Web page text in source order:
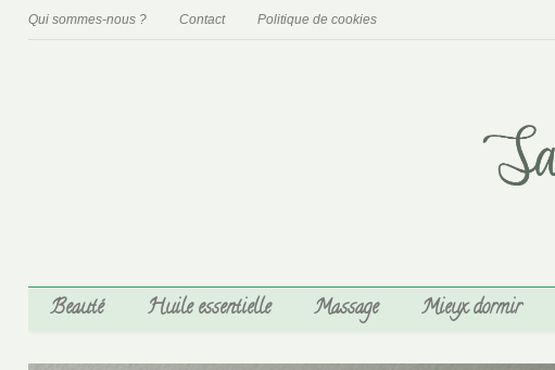
Qui sommes-nous ? Contact Politique de cookies
Beauté Huile essentielle Massage Mieux dormir